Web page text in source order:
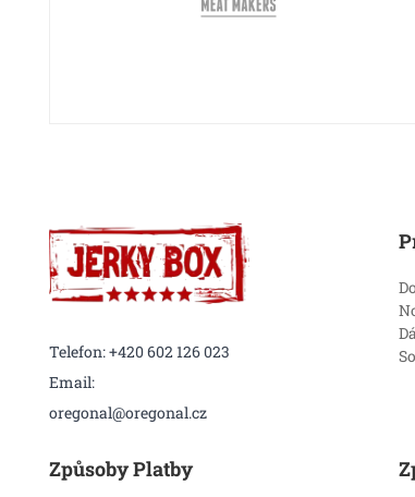
Telefon: +420 602 126 023
Email:
oregonal@oregonal.cz
Způsoby Platby